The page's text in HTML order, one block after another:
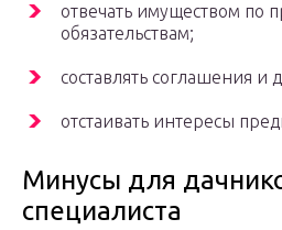
отвечать имуществом по
обязательствам;
составлять соглашения и
отстаивать интересы
Минусы для
специалиста